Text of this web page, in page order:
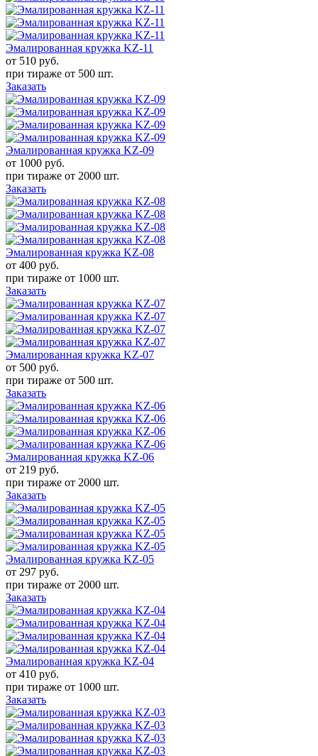
Эмалированная кружка KZ-11
от 510 руб.
при тираже от 500 шт.
Заказать
Эмалированная кружка KZ-09
от 1000 руб.
при тираже от 2000 шт.
Заказать
Эмалированная кружка KZ-08
от 400 руб.
при тираже от 1000 шт.
Заказать
Эмалированная кружка KZ-07
от 500 руб.
при тираже от 500 шт.
Заказать
Эмалированная кружка KZ-06
от 219 руб.
при тираже от 2000 шт.
Заказать
Эмалированная кружка KZ-05
от 297 руб.
при тираже от 2000 шт.
Заказать
Эмалированная кружка KZ-04
от 410 руб.
при тираже от 1000 шт.
Заказать